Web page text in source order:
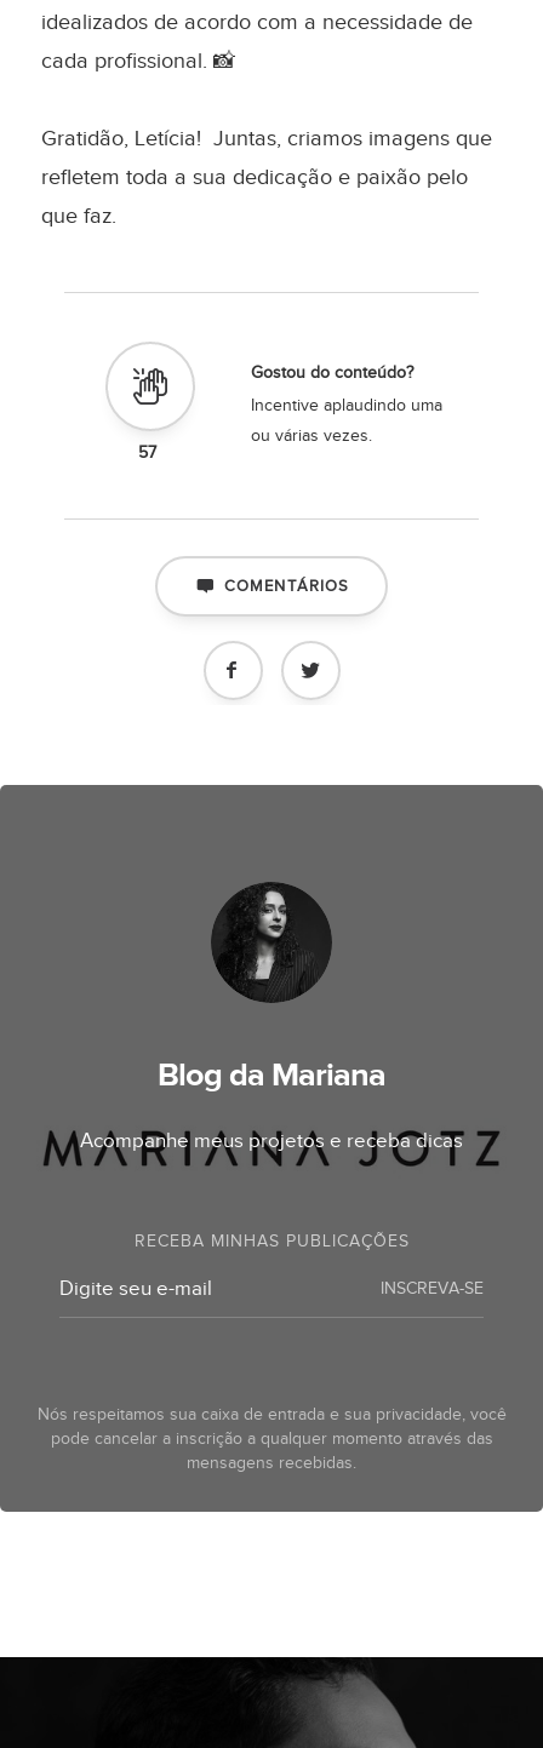
idealizados de acordo com a necessidade de
cada profissional. 📸
Gratidão, Letícia! Juntas, criamos imagens que
refletem toda a sua dedicação e paixão pelo
que faz.
57
Gostou do conteúdo?
Incentive aplaudindo uma
ou várias vezes.
COMENTÁRIOS
Blog da Mariana
Acompanhe meus projetos e receba dicas
RECEBA MINHAS PUBLICAÇÕES
INSCREVA-SE
Nós respeitamos sua caixa de entrada e sua privacidade, você
pode cancelar a inscrição a qualquer momento através das
mensagens recebidas.